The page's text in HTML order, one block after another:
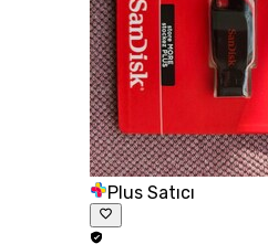
Plus Satıcı